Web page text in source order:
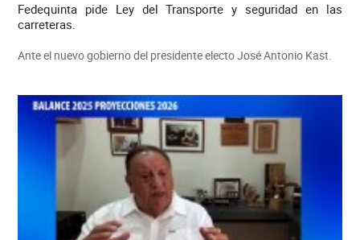
Fedequinta pide Ley del Transporte y seguridad en las
carreteras.
Ante el nuevo gobierno del presidente electo José Antonio Kast.